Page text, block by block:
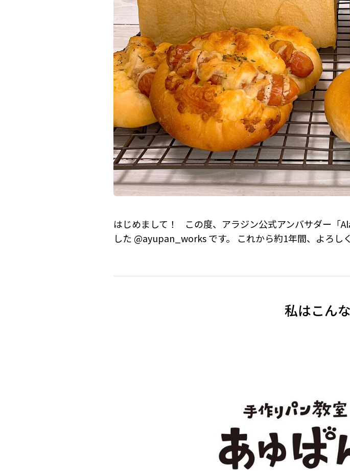
はじめまして！ この度、アラジン公式アンバサダー「
した @ayupan_works です。 これから約1年間、よろし
私はこんな